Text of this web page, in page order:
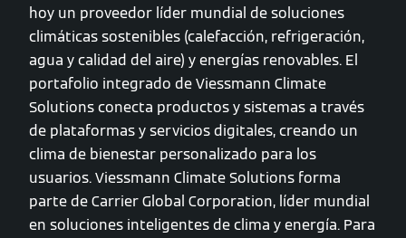
hoy un proveedor líder mundial de soluciones
climáticas sostenibles (calefacción, refrigeración,
agua y calidad del aire) y energías renovables. El
portafolio integrado de Viessmann Climate
Solutions conecta productos y sistemas a través
de plataformas y servicios digitales, creando un
clima de bienestar personalizado para los
usuarios. Viessmann Climate Solutions forma
parte de Carrier Global Corporation, líder mundial
en soluciones inteligentes de clima y energía. Para